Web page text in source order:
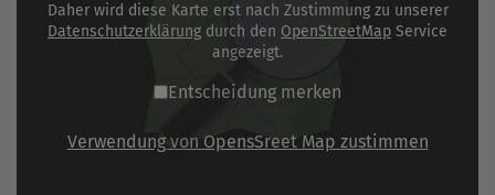
Daher wird diese Karte erst nach Zustimmung zu unserer
Datenschutzerklärung durch den OpenStreetMap Service
angezeigt.
Entscheidung merken
Verwendung von OpensSreet Map zustimmen